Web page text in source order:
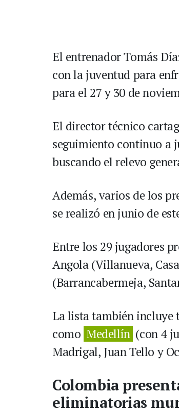
El entrenador Tomás
con la juventud para
para el 27 y 30 de
El director técnico
seguimiento continuo a
buscando el relevo
Además, varios de los
se realizó en junio de
Entre los 29 jugadores
Angola (Villanueva,
(Barrancabermeja,
La lista también incluye
como Medellín (con 4
Madrigal, Juan Tello y
Colombia
eliminatorias